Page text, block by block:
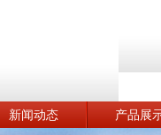
新闻动态 产品展